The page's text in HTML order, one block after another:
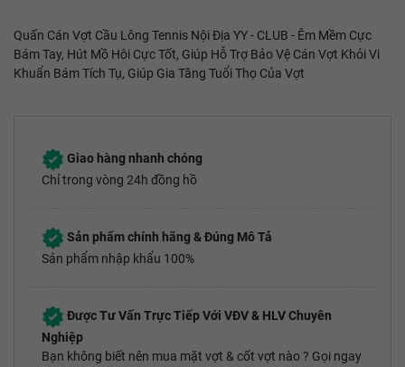
Quấn Cán Vợt Cầu Lông Tennis Nội Địa YY - CLUB - Êm Mềm Cực
Bám Tay, Hút Mồ Hôi Cực Tốt, Giúp Hỗ Trợ Bảo Vệ Cán Vợt Khỏi Vi
Khuẩn Bám Tích Tụ, Giúp Gia Tăng Tuổi Thọ Của Vợt
Giao hàng nhanh chóng
Chỉ trong vòng 24h đồng hồ
Sản phẩm chính hãng & Đúng Mô Tả
Sản phẩm nhập khẩu 100%
Được Tư Vấn Trực Tiếp Với VĐV & HLV Chuyên
Nghiệp
Bạn không biết nên mua mặt vợt & cốt vợt nào ? Gọi ngay